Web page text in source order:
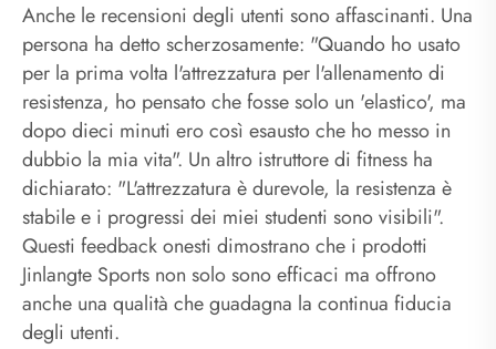
Anche le recensioni degli utenti sono affascinanti. Una
persona ha detto scherzosamente: "Quando ho usato
per la prima volta l'attrezzatura per l'allenamento di
resistenza, ho pensato che fosse solo un 'elastico', ma
dopo dieci minuti ero così esausto che ho messo in
dubbio la mia vita". Un altro istruttore di fitness ha
dichiarato: "L'attrezzatura è durevole, la resistenza è
stabile e i progressi dei miei studenti sono visibili".
Questi feedback onesti dimostrano che i prodotti
Jinlangte Sports non solo sono efficaci ma offrono
anche una qualità che guadagna la continua fiducia
degli utenti.